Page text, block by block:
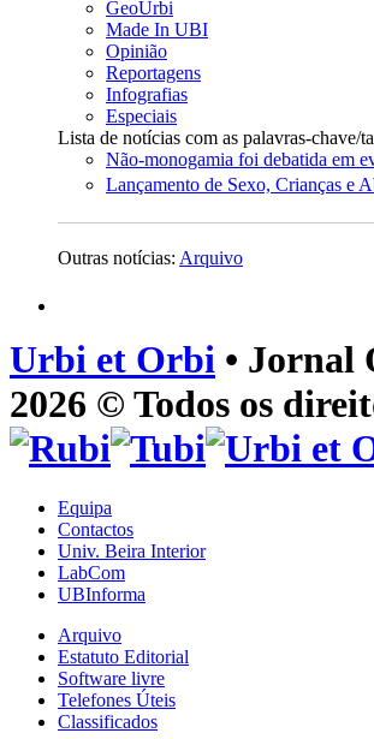
GeoUrbi
Made In UBI
Opinião
Reportagens
Infografias
Especiais
Lista de notícias com as palavras-chave/
Não-monogamia foi debatida em
Lançamento de Sexo, Crianças e
Outras notícias: Arquivo
Urbi et Orbi • Jornal
2026 © Todos os
Equipa
Contactos
Univ. Beira Interior
LabCom
UBInforma
Arquivo
Estatuto Editorial
Software livre
Telefones Úteis
Classificados